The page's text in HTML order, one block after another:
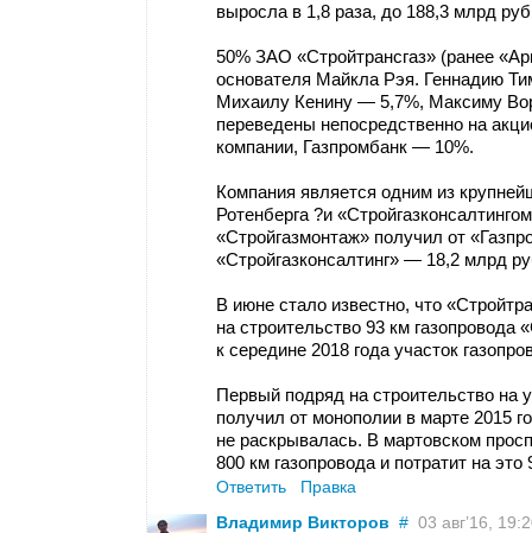
выросла в 1,8 раза, до 188,3 млрд
50% ЗАО «Стройтрансгаз» (ранее
основателя Майкла Рэя. Геннадию
Михаилу Кенину — 5,7%, Максиму
переведены непосредственно на
компании, Газпромбанк — 10%.
Компания является одним из
Ротенберга ?и
«Стройгазмонтаж» получил от
«Стройгазконсалтинг» — 18,2 млрд
В июне стало известно, что
на строительство 93 км
к середине 2018 года участок
Первый подряд на строительство на
получил от монополии в марте 2015
не раскрывалась. В мартовском
800 км газопровода и потратит на
Ответить
Правка
Владимир Викторов # 03 авг’16,